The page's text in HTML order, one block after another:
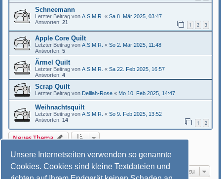
Unsere Internetseiten verwenden so genannte
Cookies. Cookies sind kleine Textdateien und
Schneemann
Letzter Beitrag von A.S.M.R. « Sa 8. Mär 2025, 03:47
Antworten: 21 1 2 3
Apple Core Quilt
Letzter Beitrag von A.S.M.R. « So 2. Mär 2025, 11:48
Antworten: 5
Ärmel Quilt
Letzter Beitrag von A.S.M.R. « Sa 22. Feb 2025, 16:57
Antworten: 4
Scrap Quilt
Letzter Beitrag von Delilah-Rose « Mo 10. Feb 2025, 14:47
Weihnachtsquilt
Letzter Beitrag von A.S.M.R. « So 9. Feb 2025, 13:52
Antworten: 14 1 2
Neues Thema
1 2 Nächste
Gehe zu